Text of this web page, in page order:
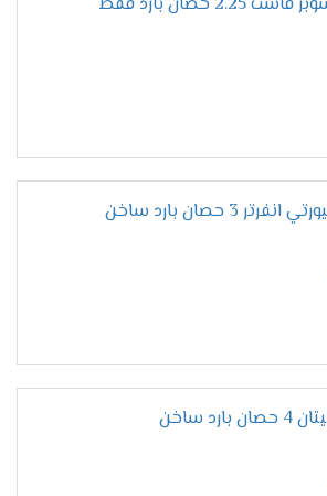
التشغيل الجاف
جنرال اليكتريك بشكل دائم للحفاظ
من إزالة الرطوبة من الهواء والغرفة
يستنشق هواء صحي ومكيف
الهواء
اليكتريك علي الكثير من الخواص
3 حصان بارد ساخن
ساخن